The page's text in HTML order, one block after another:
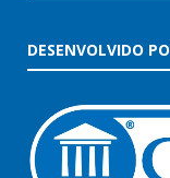
DESENVOLVIDO